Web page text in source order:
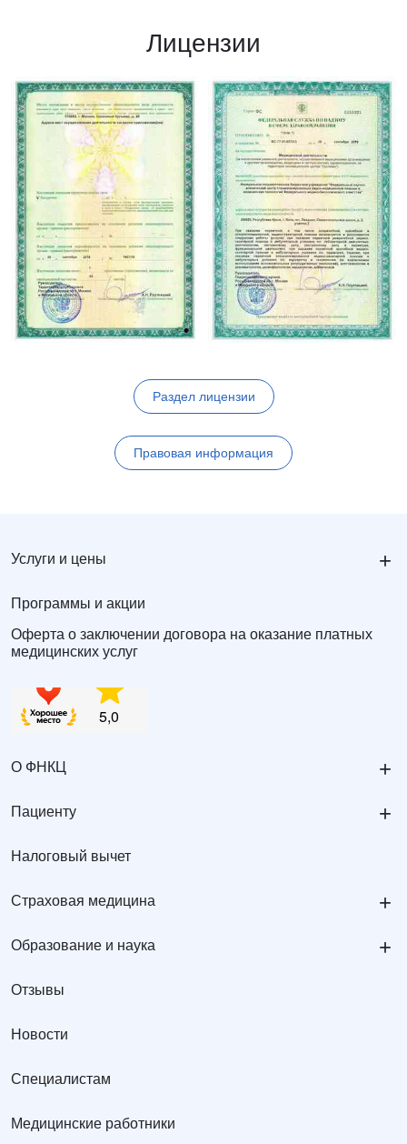
Лицензии
Раздел лицензии
Правовая информация
Услуги и цены +
Программы и акции
Оферта о заключении договора на оказание платных
медицинских услуг
О ФНКЦ +
Пациенту +
Налоговый вычет
Страховая медицина +
Образование и наука +
Отзывы
Новости
Специалистам
Медицинские работники